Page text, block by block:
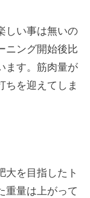
しい事は無いの
ニング開始後比
ます。筋肉量が
ちを迎えてしま
大を目指したト
重量は上がって